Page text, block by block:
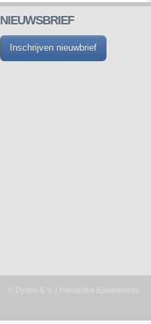
NIEUWSBRIEF
Inschrijven nieuwbrief
© Dycon B.V. | Interactive Experiences